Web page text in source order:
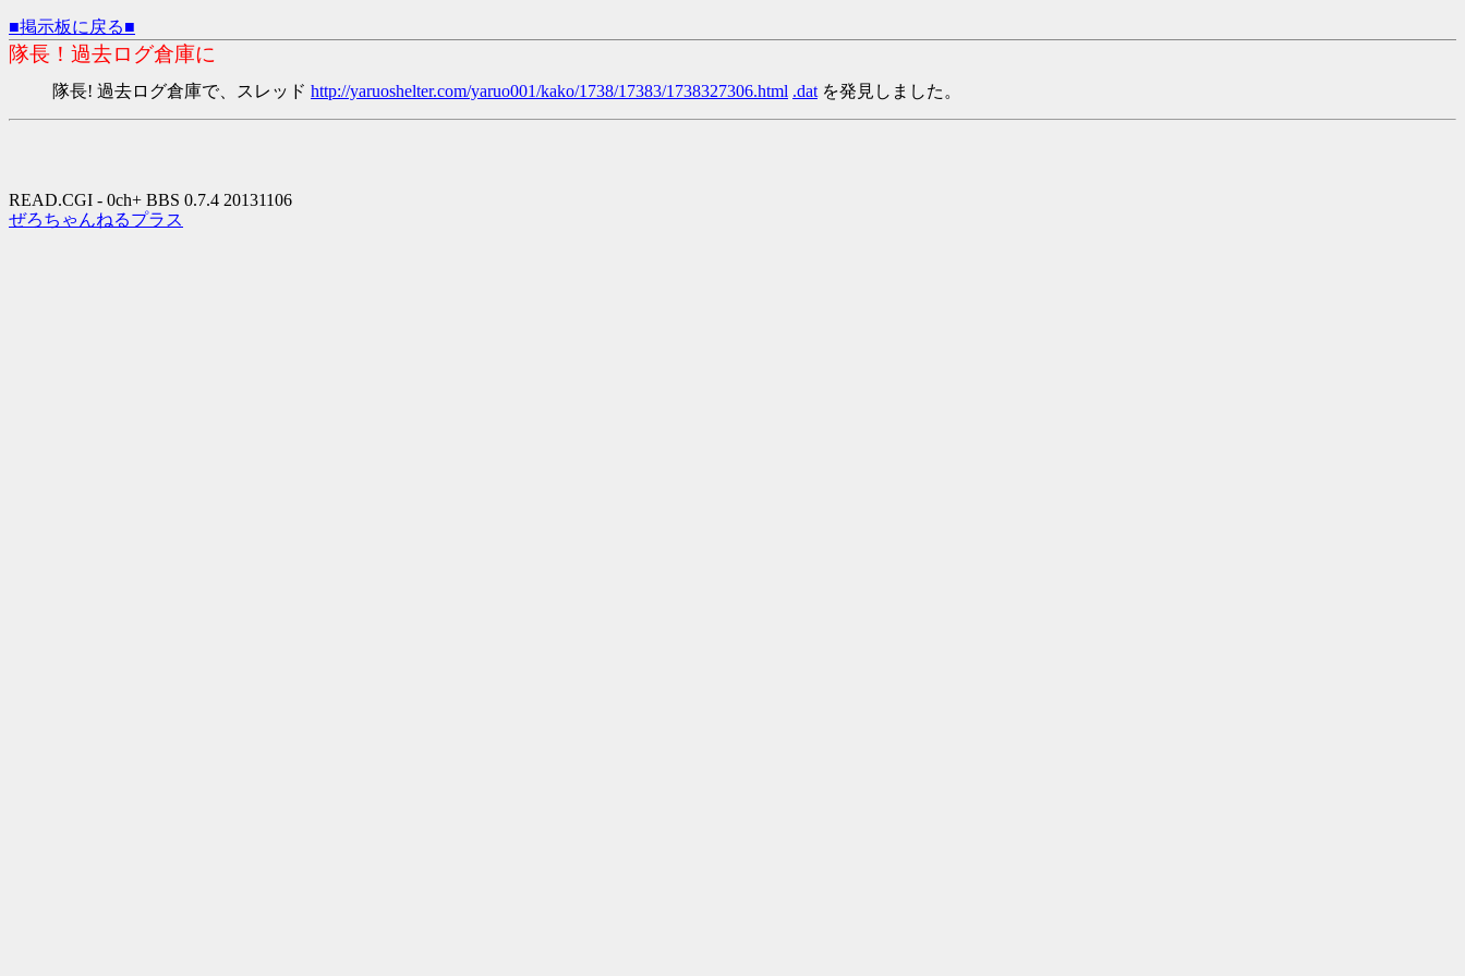
■掲示板に戻る■
隊長！過去ログ倉庫に
隊長! 過去ログ倉庫で、スレッド http://yaruoshelter.com/yaruo001/kako/1738/17383/1738327306.html .datを発見しました。
READ.CGI - 0ch+ BBS 0.7.4 20131106
ぜろちゃんねるプラス